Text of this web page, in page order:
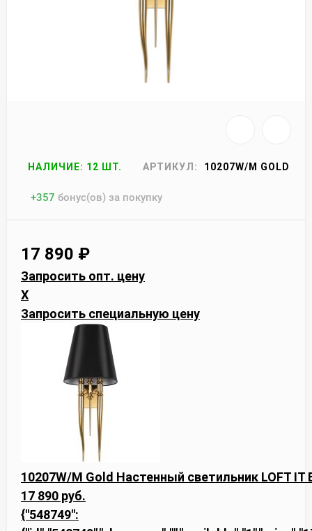
НАЛИЧИЕ: 12 ШТ. АРТИКУЛ: 10207W/M GOLD
+357 бонус(ов) за покупку
17 890 ₽
Запросить опт. цену
X
Запросить специальную цену
10207W/M Gold Настенный светильник LOFT IT
17 890 руб.
{"548749":